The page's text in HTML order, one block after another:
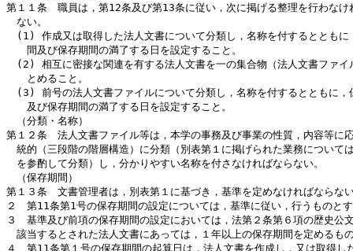
第１１条　職員は，第12条及び第13条に従い，次に掲げる整理を行わなけ
ない。
(1) 作成又は取得した法人文書について分類し，名称を付するとともに
間及び保存期間の満了する日を設定すること。
(2) 相互に密接な関連を有する法人文書を一の集合物（法人文書ファイ
とめること。
(3) 前号の法人文書ファイルについて分類し，名称を付するとともに，
及び保存期間の満了する日を設定すること。
（分類・名称）
第１２条　法人文書ファイル等は，本学の事務及び事業の性質，内容等に
統的（三段階の階層構造）に分類（別表第１に掲げられた業務について
を参酌して分類）し，分かりやすい名称を付さなければならない。
（保存期間）
第１３条　文書管理者は，別表第１に基づき，基準を定めなければならな
２　第11条第1号の保存期間の設定については，基準に従い，行うものと
３　基準及び前項の保存期間の設定においては，法第２条第６項の歴史公
該当するとされた法人文書にあっては，１年以上の保存期間を定めるも
４　第11条第１号の保存期間の起算日は，法人文書を作成し，又は取得し